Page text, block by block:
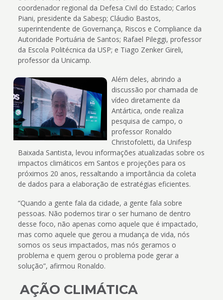
coordenador regional da Defesa Civil do Estado; Carlos
Piani, presidente da Sabesp; Cláudio Bastos,
superintendente de Governança, Riscos e Compliance da
Autoridade Portuária de Santos; Rafael Pileggi, professor
da Escola Politécnica da USP; e Tiago Zenker Gireli,
professor da Unicamp.
Além deles, abrindo a
discussão por chamada de
vídeo diretamente da
Antártica, onde realiza
pesquisa de campo, o
professor Ronaldo
Christofoletti, da Unifesp
Baixada Santista, levou informações atualizadas sobre os
impactos climáticos em Santos e projeções para os
próximos 20 anos, ressaltando a importância da coleta
de dados para a elaboração de estratégias eficientes.
“Quando a gente fala da cidade, a gente fala sobre
pessoas. Não podemos tirar o ser humano de dentro
desse foco, não apenas como aquele que é impactado,
mas como aquele que gerou a mudança de vida, nós
somos os seus impactados, mas nós geramos o
problema e quem gerou o problema pode gerar a
solução”, afirmou Ronaldo.
AÇÃO CLIMÁTICA